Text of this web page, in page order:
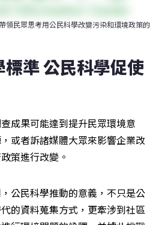
領民眾思考用公民科學改變污染和環境政策的
準 公民科學促使
成果可能達到提升民眾環境意
或者訴諸媒體大眾來影響企業改
策進行改變。
公民科學推動的意義，不只是公
的資料蒐集方式，更牽涉到社區